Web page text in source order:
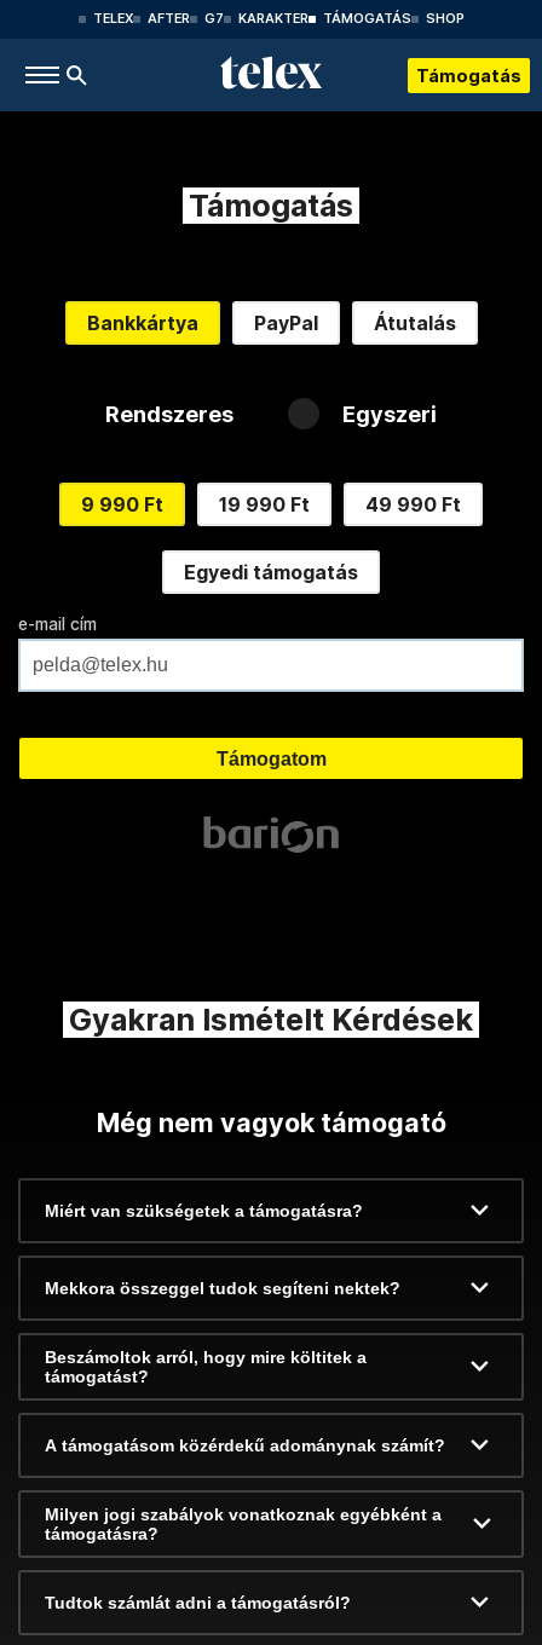
TELEX AFTER G7 KARAKTER TÁMOGATÁS SHOP
Támogatás
Támogatás
Bankkártya PayPal Átutalás
Rendszeres Egyszeri
9 990 Ft 19 990 Ft 49 990 Ft
Egyedi támogatás
e-mail cím
Gyakran Ismételt Kérdések
Még nem vagyok támogató
Miért van szükségetek a támogatásra?
Mekkora összeggel tudok segíteni nektek?
Beszámoltok arról, hogy mire költitek a
támogatást?
A támogatásom közérdekű adománynak számít?
Milyen jogi szabályok vonatkoznak egyébként a
támogatásra?
Tudtok számlát adni a támogatásról?